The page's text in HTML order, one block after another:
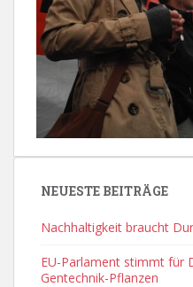
NEUESTE BEITRÄGE
Nachhaltigkeit braucht
EU-Parlament stimmt für
Gentechnik-Pflanzen